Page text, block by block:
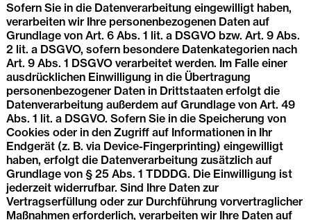
Sofern Sie in die Datenverarbeitung eingewilligt haben,
verarbeiten wir Ihre personenbezogenen Daten auf
Grundlage von Art. 6 Abs. 1 lit. a DSGVO bzw. Art. 9 Abs.
2 lit. a DSGVO, sofern besondere Datenkategorien nach
Art. 9 Abs. 1 DSGVO verarbeitet werden. Im Falle einer
ausdrücklichen Einwilligung in die Übertragung
personenbezogener Daten in Drittstaaten erfolgt die
Datenverarbeitung außerdem auf Grundlage von Art. 49
Abs. 1 lit. a DSGVO. Sofern Sie in die Speicherung von
Cookies oder in den Zugriff auf Informationen in Ihr
Endgerät (z. B. via Device-Fingerprinting) eingewilligt
haben, erfolgt die Datenverarbeitung zusätzlich auf
Grundlage von § 25 Abs. 1 TDDDG. Die Einwilligung ist
jederzeit widerrufbar. Sind Ihre Daten zur
Vertragserfüllung oder zur Durchführung vorvertraglicher
Maßnahmen erforderlich, verarbeiten wir Ihre Daten auf